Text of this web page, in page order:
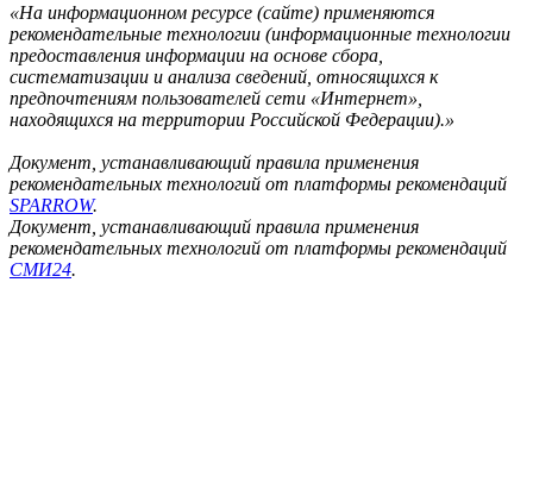
«На информационном ресурсе (сайте) применяются
рекомендательные технологии (информационные технологии
предоставления информации на основе сбора,
систематизации и анализа сведений, относящихся к
предпочтениям пользователей сети «Интернет»,
находящихся на территории Российской Федерации).»
Документ, устанавливающий правила применения
рекомендательных технологий от платформы рекомендаций
SPARROW.
Документ, устанавливающий правила применения
рекомендательных технологий от платформы рекомендаций
СМИ24.